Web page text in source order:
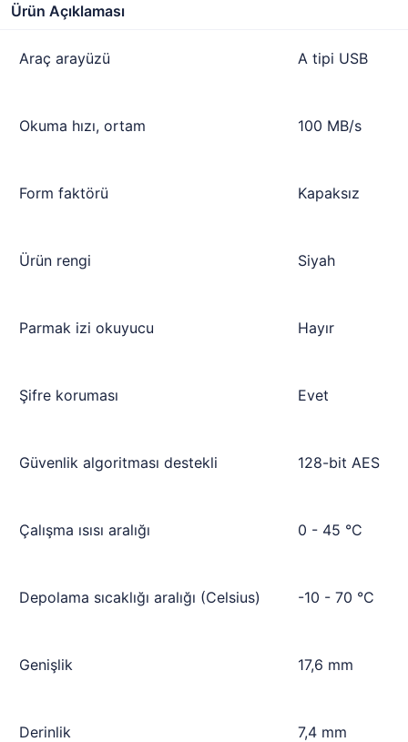
Ürün Açıklaması
Araç arayüzü A tipi USB
Okuma hızı, ortam 100 MB/s
Form faktörü Kapaksız
Ürün rengi Siyah
Parmak izi okuyucu Hayır
Şifre koruması Evet
Güvenlik algoritması destekli 128-bit AES
Çalışma ısısı aralığı 0 - 45 °C
Depolama sıcaklığı aralığı (Celsius) -10 - 70 °C
Genişlik 17,6 mm
Derinlik 7,4 mm